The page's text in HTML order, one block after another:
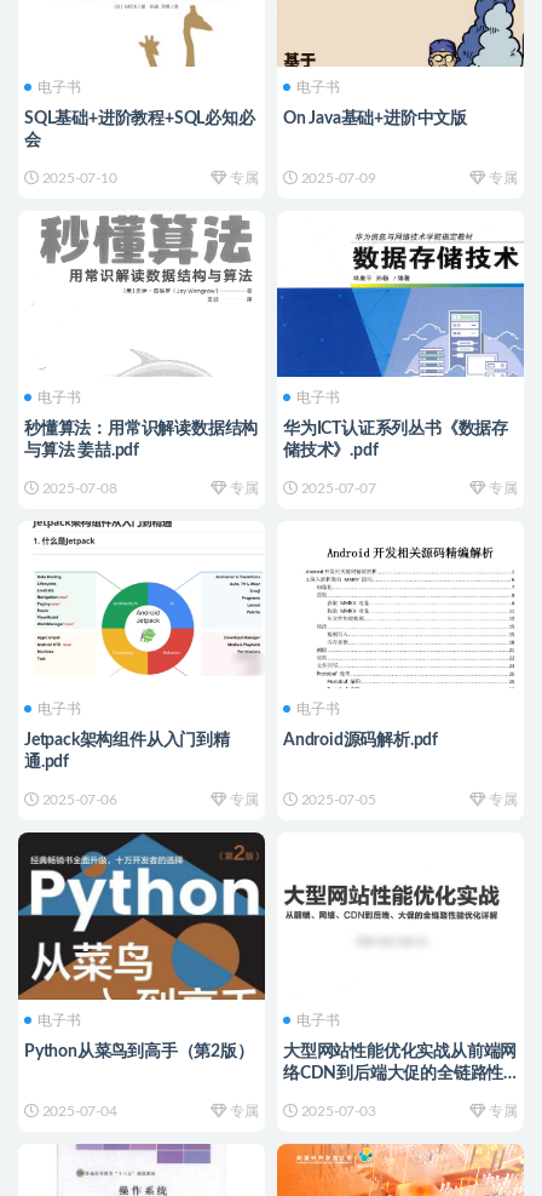
电子书
SQL基础+进阶教程+SQL必知必
会
2025-07-10 专属
电子书
On Java基础+进阶中文版
2025-07-09 专属
电子书
秒懂算法：用常识解读数据结构
与算法 姜喆.pdf
2025-07-08 专属
电子书
华为ICT认证系列丛书《数据存
储技术》.pdf
2025-07-07 专属
电子书
Jetpack架构组件从入门到精
通.pdf
2025-07-06 专属
电子书
Android源码解析.pdf
2025-07-05 专属
电子书
Python从菜鸟到高手（第2版）
2025-07-04 专属
电子书
大型网站性能优化实战从前端网
络CDN到后端大促的全链路性
2025-07-03 专属